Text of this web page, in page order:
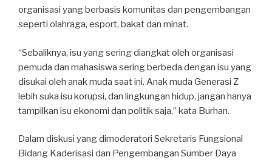
organisasi yang berbasis komunitas dan pengembangan
seperti olahraga, esport, bakat dan minat.
“Sebaliknya, isu yang sering diangkat oleh organisasi
pemuda dan mahasiswa sering berbeda dengan isu yang
disukai oleh anak muda saat ini. Anak muda Generasi Z
lebih suka isu korupsi, dan lingkungan hidup, jangan hanya
tampilkan isu ekonomi dan politik saja,” kata Burhan.
Dalam diskusi yang dimoderatori Sekretaris Fungsional
Bidang Kaderisasi dan Pengembangan Sumber Daya